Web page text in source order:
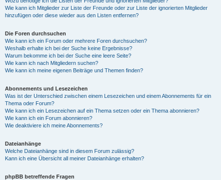
Wie kann ich Mitglieder zur Liste der Freunde oder zur Liste der ignorierten Mitglieder
hinzufügen oder diese wieder aus den Listen entfernen?
Die Foren durchsuchen
Wie kann ich ein Forum oder mehrere Foren durchsuchen?
Weshalb erhalte ich bei der Suche keine Ergebnisse?
Warum bekomme ich bei der Suche eine leere Seite?
Wie kann ich nach Mitgliedern suchen?
Wie kann ich meine eigenen Beiträge und Themen finden?
Abonnements und Lesezeichen
Was ist der Unterschied zwischen einem Lesezeichen und einem Abonnements für ein
Thema oder Forum?
Wie kann ich ein Lesezeichen auf ein Thema setzen oder ein Thema abonnieren?
Wie kann ich ein Forum abonnieren?
Wie deaktiviere ich meine Abonnements?
Dateianhänge
Welche Dateianhänge sind in diesem Forum zulässig?
Kann ich eine Übersicht all meiner Dateianhänge erhalten?
phpBB betreffende Fragen